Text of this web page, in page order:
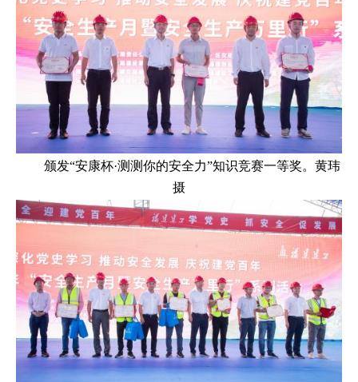
颁发“安康杯·测测你的安全力”知识竞赛一等奖。黄玮
摄